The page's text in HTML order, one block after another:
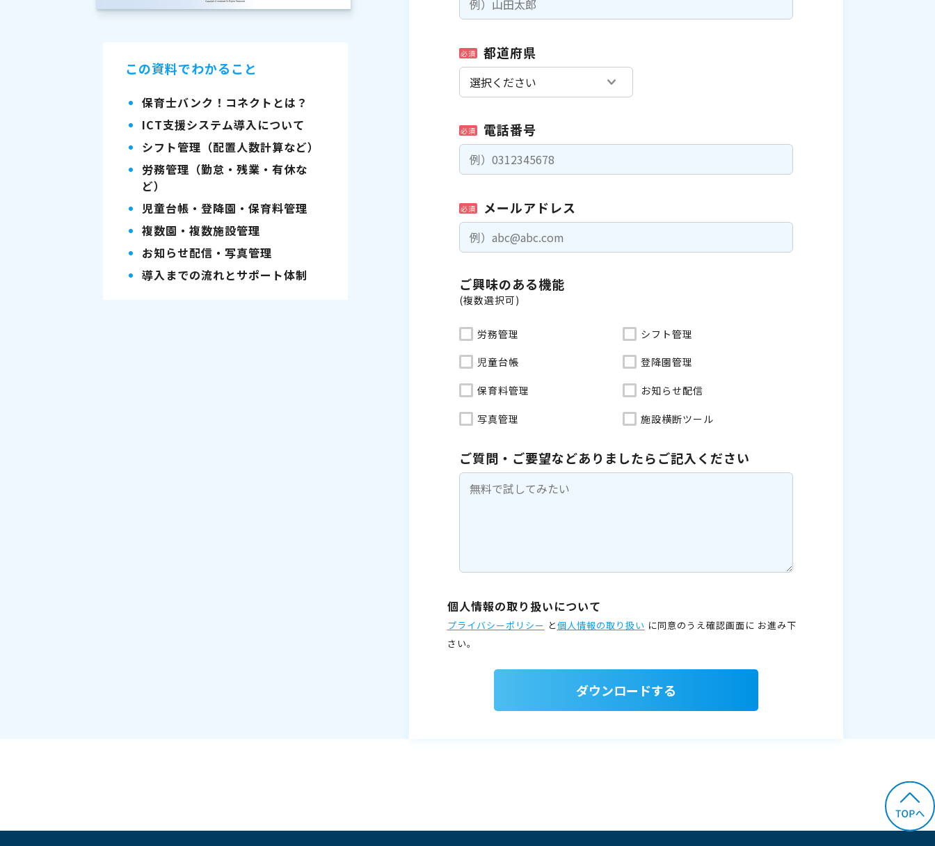
この資料でわかること
保育士バンク！コネクトとは？
ICT支援システム導入について
シフト管理（配置人数計算など）
労務管理（勤怠・残業・有休な
ど）
児童台帳・登降園・保育料管理
複数園・複数施設管理
お知らせ配信・写真管理
導入までの流れとサポート体制
必須 都道府県
必須 電話番号
必須 メールアドレス
ご興味のある機能
(複数選択可)
労務管理 シフト管理
児童台帳 登降園管理
保育料管理 お知らせ配信
写真管理 施設横断ツール
ご質問・ご要望などありましたらご記入ください
個人情報の取り扱いについて
プライバシーポリシー と個人情報の取り扱い に同意のうえ確認画面に お進み下
さい。
ダウンロードする